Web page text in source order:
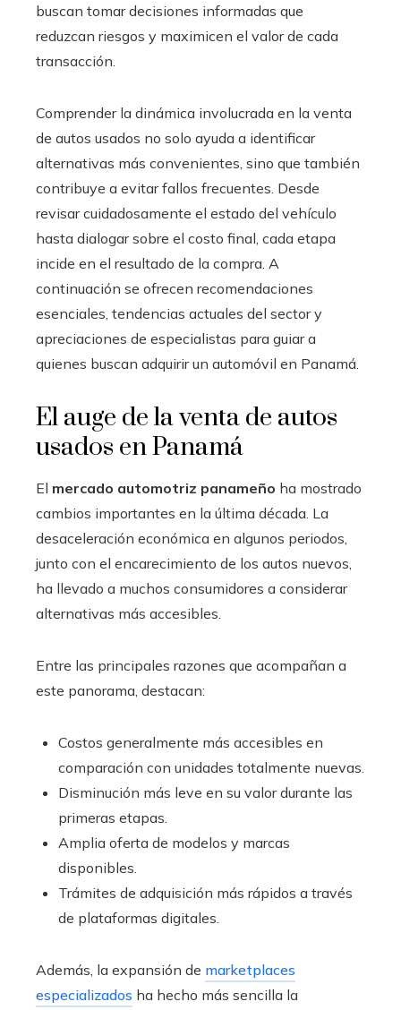
buscan tomar decisiones informadas que
reduzcan riesgos y maximicen el valor de cada
transacción.
Comprender la dinámica involucrada en la venta
de autos usados no solo ayuda a identificar
alternativas más convenientes, sino que también
contribuye a evitar fallos frecuentes. Desde
revisar cuidadosamente el estado del vehículo
hasta dialogar sobre el costo final, cada etapa
incide en el resultado de la compra. A
continuación se ofrecen recomendaciones
esenciales, tendencias actuales del sector y
apreciaciones de especialistas para guiar a
quienes buscan adquirir un automóvil en Panamá.
El auge de la venta de autos
usados en Panamá
El mercado automotriz panameño ha mostrado
cambios importantes en la última década. La
desaceleración económica en algunos periodos,
junto con el encarecimiento de los autos nuevos,
ha llevado a muchos consumidores a considerar
alternativas más accesibles.
Entre las principales razones que acompañan a
este panorama, destacan:
Costos generalmente más accesibles en
comparación con unidades totalmente nuevas.
Disminución más leve en su valor durante las
primeras etapas.
Amplia oferta de modelos y marcas
disponibles.
Trámites de adquisición más rápidos a través
de plataformas digitales.
Además, la expansión de marketplaces
especializados ha hecho más sencilla la